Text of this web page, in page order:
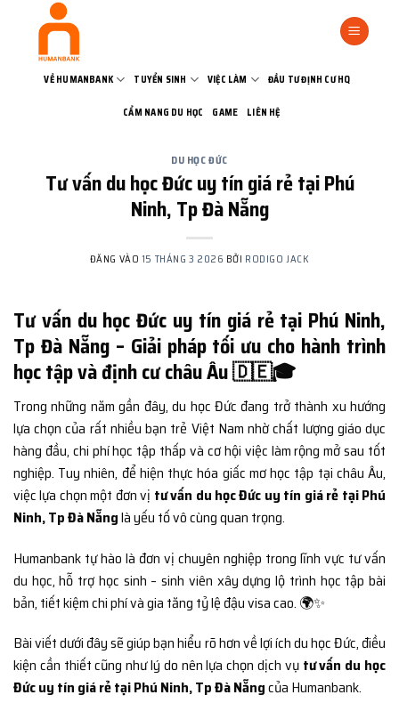
VỀ HUMANBANK TUYỂN SINH VIỆC LÀM ĐẦU TƯ ĐỊNH CƯ HQ
CẨM NANG DU HỌC GAME LIÊN HỆ
DU HỌC ĐỨC
Tư vấn du học Đức uy tín giá rẻ tại Phú
Ninh, Tp Đà Nẵng
ĐĂNG VÀO 15 THÁNG 3 2026 BỞI RODIGO JACK
Tư vấn du học Đức uy tín giá rẻ tại Phú Ninh,
Tp Đà Nẵng – Giải pháp tối ưu cho hành trình
học tập và định cư châu Âu 🇩🇪🎓
Trong những năm gần đây, du học Đức đang trở thành xu hướng
lựa chọn của rất nhiều bạn trẻ Việt Nam nhờ chất lượng giáo dục
hàng đầu, chi phí học tập thấp và cơ hội việc làm rộng mở sau tốt
nghiệp. Tuy nhiên, để hiện thực hóa giấc mơ học tập tại châu Âu,
việc lựa chọn một đơn vị tư vấn du học Đức uy tín giá rẻ tại Phú
Ninh, Tp Đà Nẵnglà yếu tố vô cùng quan trọng.
Humanbank tự hào là đơn vị chuyên nghiệp trong lĩnh vực tư vấn
du học, hỗ trợ học sinh – sinh viên xây dựng lộ trình học tập bài
bản, tiết kiệm chi phí và gia tăng tỷ lệ đậu visa cao. 🌍✨
Bài viết dưới đây sẽ giúp bạn hiểu rõ hơn về lợi ích du học Đức, điều
kiện cần thiết cũng như lý do nên lựa chọn dịch vụ tư vấn du học
Đức uy tín giá rẻ tại Phú Ninh, Tp Đà Nẵngcủa Humanbank.